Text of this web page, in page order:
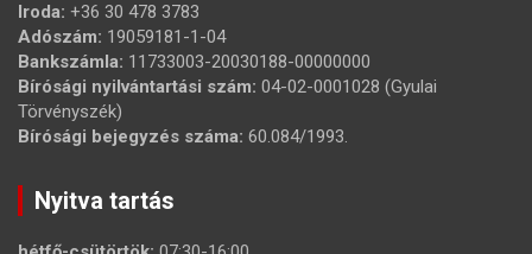
Iroda: +36 30 478 3783
Adószám: 19059181-1-04
Bankszámla: 11733003-20030188-00000000
Bírósági nyilvántartási szám: 04-02-0001028 (Gyulai
Törvényszék)
Bírósági bejegyzés száma: 60.084/1993.
Nyitva tartás